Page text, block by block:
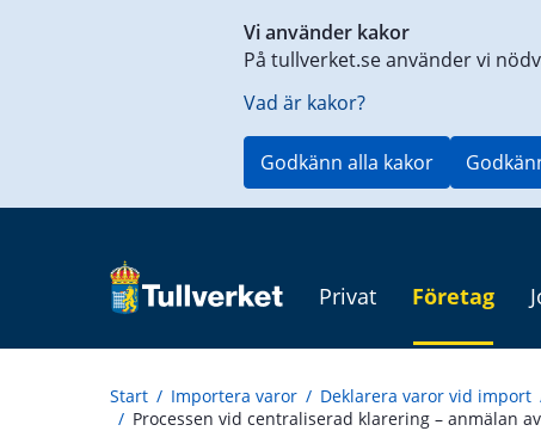
Vi använder kakor
På tullverket.se använder vi
Vad är kakor?
Godkänn alla kakor
Privat Företag
Start / Importera varor / Deklarera varor vid import
/ Processen vid centraliserad klarering – anmälan